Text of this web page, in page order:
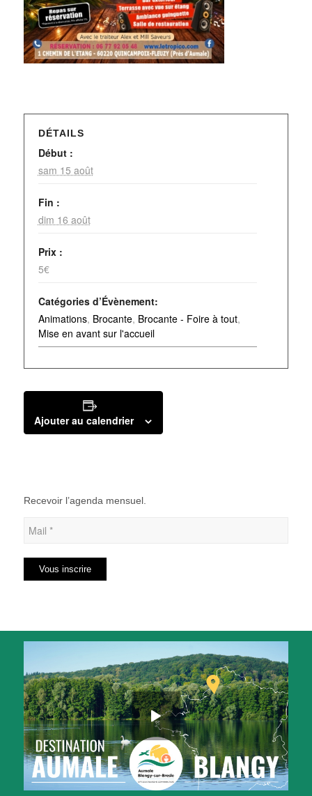
DÉTAILS
Début :
sam 15 août
Fin :
dim 16 août
Prix :
5€
Catégories d’Évènement:
Animations, Brocante, Brocante - Foire à tout,
Mise en avant sur l'accueil
Ajouter au calendrier
Recevoir l’agenda mensuel.